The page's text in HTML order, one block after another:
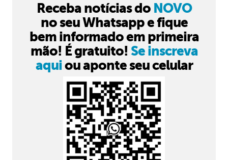
Receba notícias do NOVO
no seu Whatsapp e fique
bem informado em primeira
mão! É gratuito! Se inscreva
aquiou aponte seu celular